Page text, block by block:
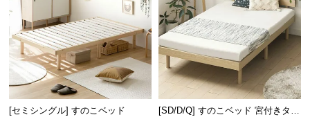
[セミシングル] すのこベッド
[SD/D/Q] すのこベッド 宮付きタイ